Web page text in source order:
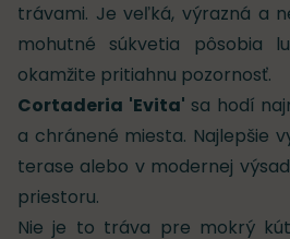
trávami. Je veľká, výrazná a
mohutné súkvetia pôsobia
okamžite pritiahnu pozornosť.
Cortaderia 'Evita' sa hodí
a chránené miesta. Najlepšie
terase alebo v modernej
priestoru.
Nie je to tráva pre mokrý